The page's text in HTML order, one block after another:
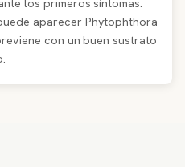
los primeros síntomas.
aparecer Phytophthora
con un buen sustrato